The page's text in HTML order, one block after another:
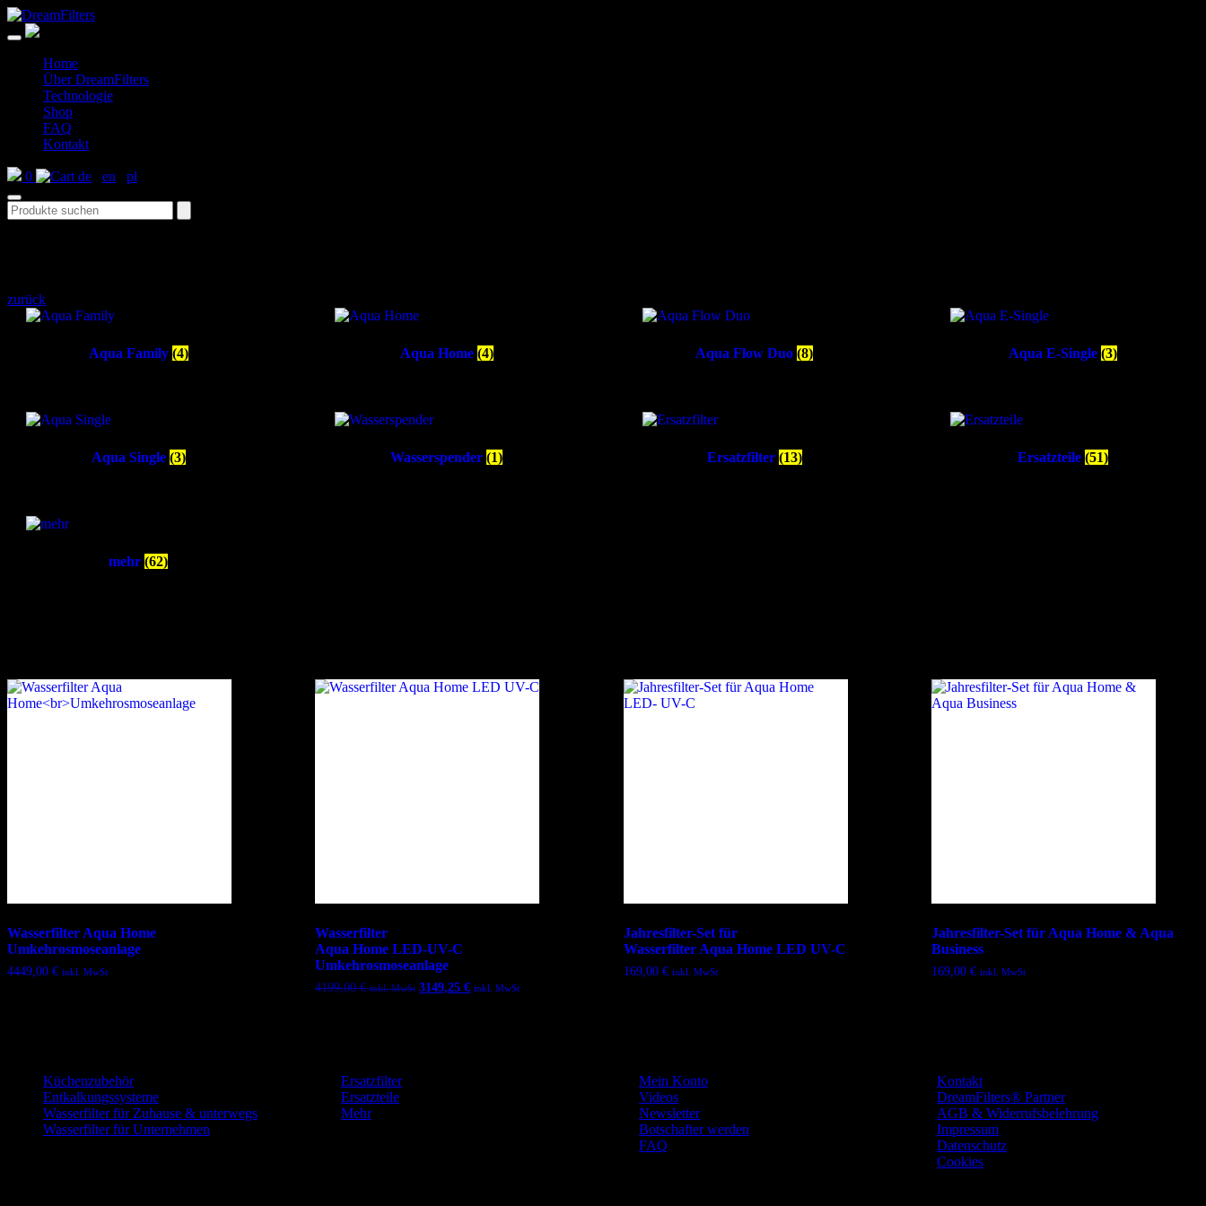
Skip
DreamFilters
Drink water with pleasure
Home
Über DreamFilters
Technologie
Shop
FAQ
Kontakt
0 de en pl
Search
zurück
Aqua Family (4) Aqua Home (4) Aqua Flow Duo(8) Aqua E-Single (3)
Aqua Single (3) Wasserspender(1) Ersatzfilter (13) Ersatzteile (51)
mehr(62)
Wasserfilter Aqua Home
Umkehrosmoseanlage
4449,00 € inkl. MwSt
Wasserfilter
Aqua Home LED-UV-C
Umkehrosmoseanlage
4199,00€ inkl. MwSt 3149,25€ inkl. MwSt
Jahresfilter-Set für
Wasserfilter Aqua Home LED UV-C
169,00 € inkl. MwSt
Jahresfilter-Set für Aqua Home & Aqua
Business
169,00 € inkl. MwSt
Küchenzubehör
Entkalkungssysteme
Wasserfilter für Zuhause & unterwegs
Wasserfilter für Unternehmen
Ersatzfilter
Ersatzteile
Mehr
Mein Konto
Videos
Newsletter
Botschafter werden
FAQ
Kontakt
DreamFilters® Partner
AGB & Widerrufsbelehrung
Impressum
Datenschutz
Cookies